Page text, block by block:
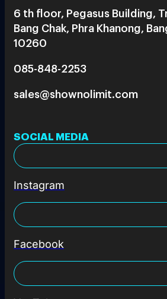
6 th floor, Pegasus Building,
Bang Chak, Phra Khanong,
10260
085-848-2253
sales@shownolimit.com
SOCIAL MEDIA
Instagram
Facebook